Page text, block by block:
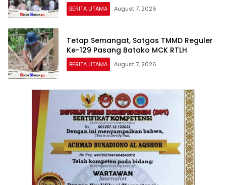
BERITA UTAMA August 7, 2026
Tetap Semangat, Satgas TMMD Reguler
Ke-129 Pasang Batako MCK RTLH
BERITA UTAMA August 7, 2026